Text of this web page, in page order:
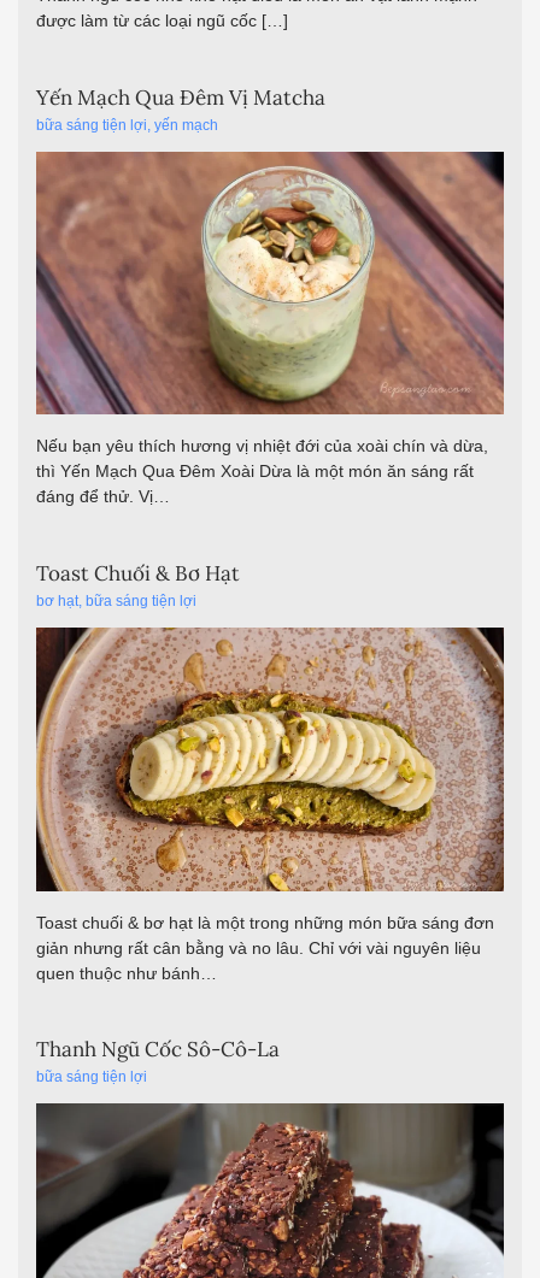
được làm từ các loại ngũ cốc […]
Yến Mạch Qua Đêm Vị Matcha
bữa sáng tiện lợi, yến mạch
Nếu bạn yêu thích hương vị nhiệt đới của xoài chín và dừa,
thì Yến Mạch Qua Đêm Xoài Dừa là một món ăn sáng rất
đáng để thử. Vị…
Toast Chuối & Bơ Hạt
bơ hạt, bữa sáng tiện lợi
Toast chuối & bơ hạt là một trong những món bữa sáng đơn
giản nhưng rất cân bằng và no lâu. Chỉ với vài nguyên liệu
quen thuộc như bánh…
Thanh Ngũ Cốc Sô-Cô-La
bữa sáng tiện lợi